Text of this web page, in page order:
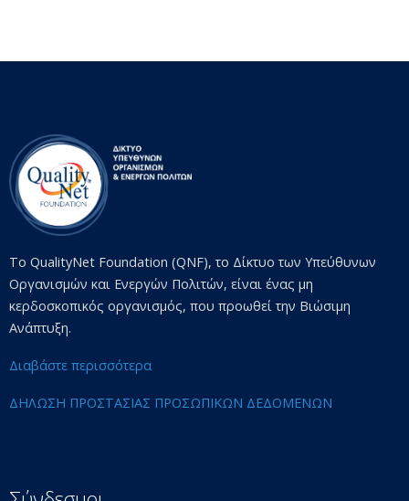
Το QualityNet Foundation (QNF), το Δίκτυο των Υπεύθυνων
Οργανισμών και Ενεργών Πολιτών, είναι ένας μη
κερδοσκοπικός οργανισμός, που προωθεί την Βιώσιμη
Ανάπτυξη.
Διαβάστε περισσότερα
ΔΗΛΩΣΗ ΠΡΟΣΤΑΣΙΑΣ ΠΡΟΣΩΠΙΚΩΝ ΔΕΔΟΜΕΝΩΝ